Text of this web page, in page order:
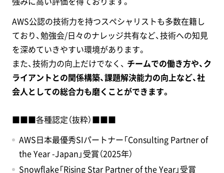
AWS公認の技術力を持つスペシャリストも多数在籍し
ており、勉強会/日々のナレッジ共有など、技術への知見
を深めていきやすい環境があります。
また、技術力の向上だけでなく、 チームでの働き方や、ク
ライアントとの関係構築、課題解決能力の向上など、社
会人としての総合力も磨くことができます。
■■■各種認定（抜粋）■■■
AWS日本最優秀SIパートナー「Consulting Partner of
the Year -Japan」受賞（2025年）
Snowflake「Rising Star Partner of the Year」受賞